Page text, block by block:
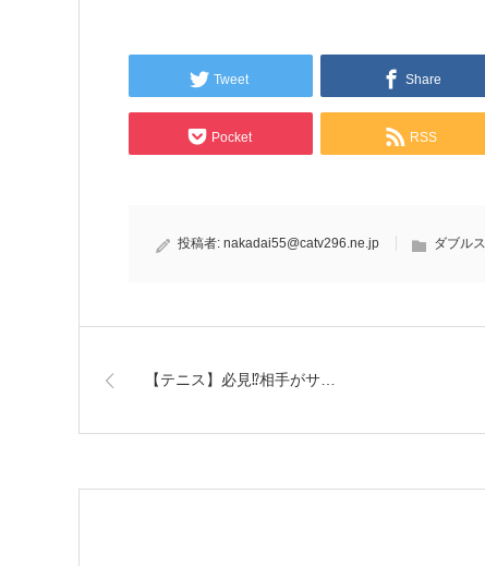
Tweet Share
Pocket RSS
投稿者: nakadai55@catv296.ne.jp ダブルス
【テニス】必見⁉︎相手がサ…